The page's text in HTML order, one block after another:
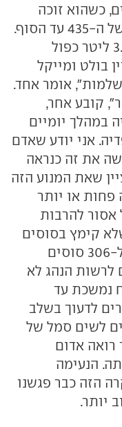
כשהוא זוכה
בפעם הראשונה ללחוץ את הגז של ה-435 עד הסוף.
כמות המדליות שיש למנוע ה-3.0 ליטר כפול
בולט ומייקל
אומר אחד.
קובע אחר,
במהלך יומיים
אני יודע שאדם
את זה כנראה
שאת המנוע הזה
פחות או יותר
להרבות
קימץ בסוסים
אפשר להבין. מי יכול להגיד לא ל-306 סוסים
ניצבים לרשות הנהג לא
הכוח נמשכת עד
לדעוך בשלב
לשים סמל של
אדום
הנעימה
הזה כבר פגשנו
יותר.